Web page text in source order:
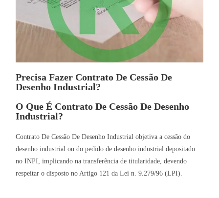
Precisa Fazer Contrato De Cessão De
Desenho Industrial?
O Que É Contrato De Cessão De Desenho
Industrial?
Contrato De Cessão De Desenho Industrial objetiva a cessão do
desenho industrial ou do pedido de desenho industrial depositado
no INPI, implicando na transferência de titularidade, devendo
respeitar o disposto no Artigo 121 da Lei n. 9.279/96 (LPI).